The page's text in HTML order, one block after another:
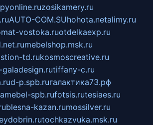
zosikamery.ru
AUTO-COM.SUhohota.netalimy.ru
vostoka.ruotdelkaexp.ru
mebelshop.msk.ru
td.rukosmoscreative.ru
tiffany-c.ru
d-p.spb.ruгалактика73.рф
spb.rufotsis.rutesiaes.ru
blesna-kazan.rumossilver.ru
tochkazvuka.msk.ru